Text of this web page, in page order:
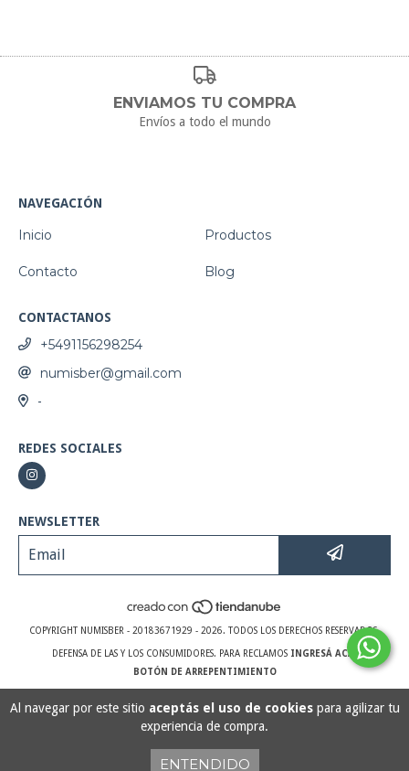
Al navegar por este sitio aceptás el uso de cookiespara agilizar tu
experiencia de compra.
ENTENDIDO
ENVIAMOS TU COMPRA
Envíos a todo el mundo
NAVEGACIÓN
Inicio Productos
Contacto Blog
CONTACTANOS
+5491156298254
numisber@gmail.com
-
REDES SOCIALES
NEWSLETTER
COPYRIGHT NUMISBER - 20183671929 - 2026. TODOS LOS DERECHOS RESERVADOS.
DEFENSA DE LAS Y LOS CONSUMIDORES. PARA RECLAMOS INGRESÁ ACÁ.
BOTÓN DE ARREPENTIMIENTO